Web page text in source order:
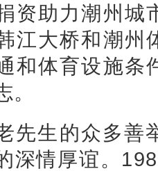
资助力潮州城
江大桥和潮州
和体育设施条
。
先生的众多善
深情厚谊。